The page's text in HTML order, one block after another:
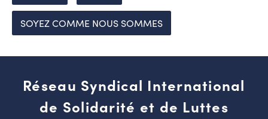
SOYEZ COMME NOUS SOMMES
Réseau Syndical International
de Solidarité et de Luttes